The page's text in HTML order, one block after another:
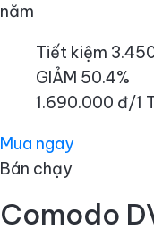
năm
Tiết kiệm
GIẢM 50.4%
1.690.000 đ/1
Mua ngay
Bán chạy
Comodo